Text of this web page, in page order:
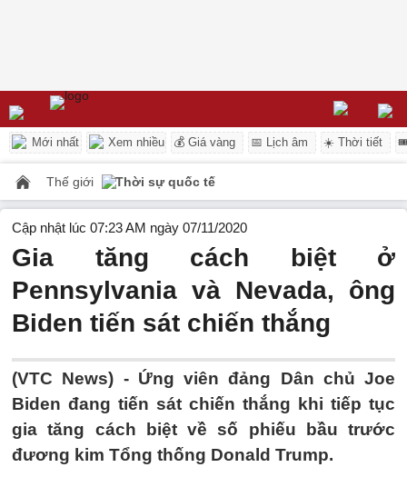
Mới nhất Xem nhiều 💰 Giá vàng 📅 Lịch âm ☀️ Thời tiết
Thế giới Thời sự quốc tế
Cập nhật lúc 07:23 AM ngày 07/11/2020
Gia tăng cách biệt ở
Pennsylvania và Nevada, ông
Biden tiến sát chiến thắng
(VTC News) - Ứng viên đảng Dân chủ Joe
Biden đang tiến sát chiến thắng khi tiếp tục
gia tăng cách biệt về số phiếu bầu trước
đương kim Tổng thống Donald Trump.